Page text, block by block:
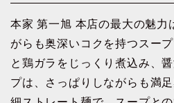
本家 第一旭 本店の最大の魅力
がらも奥深いコクを持つスー
と鶏ガラをじっくり煮込み、
プは、さっぱりしながらも満